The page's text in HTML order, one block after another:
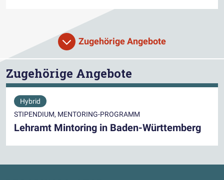
Zugehörige Angebote
Zugehörige Angebote
Hybrid
STIPENDIUM, MENTORING-PROGRAMM
Lehramt Mintoring in Baden-Württemberg